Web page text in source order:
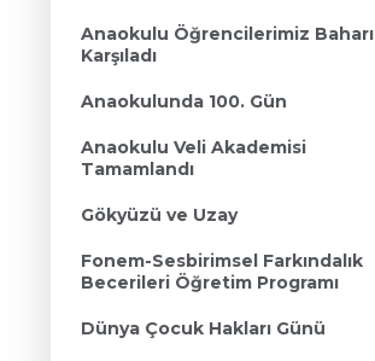
Anaokulu Öğrencilerimiz Baharı
Karşıladı
Anaokulunda 100. Gün
Anaokulu Veli Akademisi
Tamamlandı
Gökyüzü ve Uzay
Fonem-Sesbirimsel Farkındalık
Becerileri Öğretim Programı
Dünya Çocuk Hakları Günü